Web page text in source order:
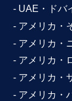
- UAE・ドバ
- アメリカ・
- アメリカ・
- アメリカ・
- アメリカ・
- アメリカ・